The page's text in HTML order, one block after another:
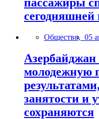
сегодняшней
Общество, 05
Азербайджан
молодежную
занятости и
сохраняются